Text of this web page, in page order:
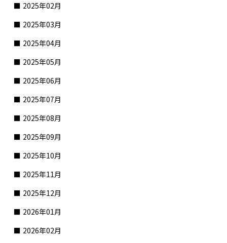
2025年02月
2025年03月
2025年04月
2025年05月
2025年06月
2025年07月
2025年08月
2025年09月
2025年10月
2025年11月
2025年12月
2026年01月
2026年02月